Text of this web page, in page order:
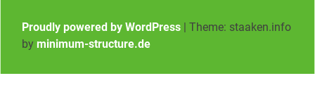
Proudly powered by WordPress | Theme: staaken.info
by minimum-structure.de